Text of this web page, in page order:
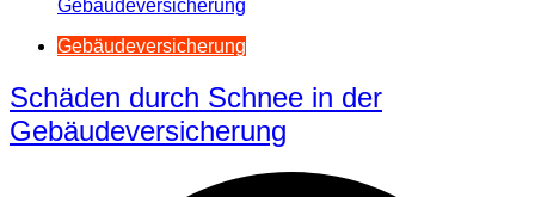
Gebäudeversicherung
Schäden durch Schnee in der
Gebäudeversicherung